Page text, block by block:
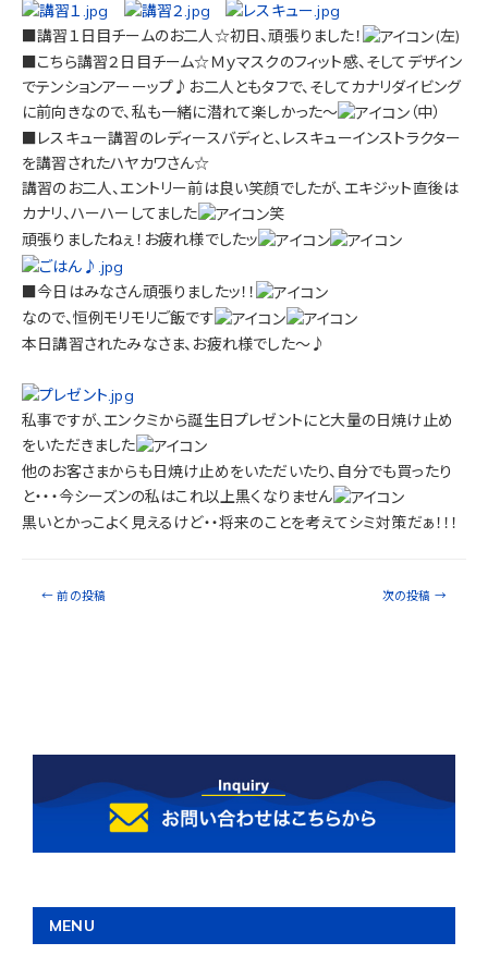
■講習１日目チームのお二人☆初日、頑張りました！
(左)
■こちら講習２日目チーム☆Ｍｙマスクのフィット感、そしてデザイン
でテンションアーーップ♪お二人ともタフで、そしてカナリダイビング
に前向きなので、私も一緒に潜れて楽しかった～
（中）
■レスキュー講習のレディースバディと、レスキューインストラクター
を講習されたハヤカワさん☆
講習のお二人、エントリー前は良い笑顔でしたが、エキジット直後は
カナリ、ハーハーしてました
笑
頑張りましたねぇ！お疲れ様でしたッ
■今日はみなさん頑張りましたッ！！
なので、恒例モリモリご飯です
本日講習されたみなさま、お疲れ様でした～♪
私事ですが、エンクミから誕生日プレゼントにと大量の日焼け止め
をいただきました
他のお客さまからも日焼け止めをいただいたり、自分でも買ったり
と・・・今シーズンの私はこれ以上黒くなりません
黒いとかっこよく見えるけど・・将来のことを考えてシミ対策だぁ！！！
← 前の投稿 次の投稿 →
MENU